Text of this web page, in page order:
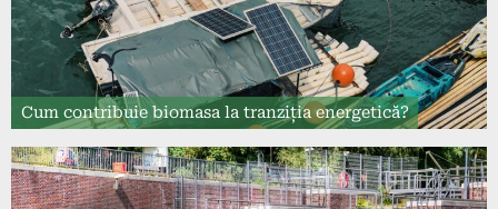
Cum contribuie biomasa la tranziția energetică?